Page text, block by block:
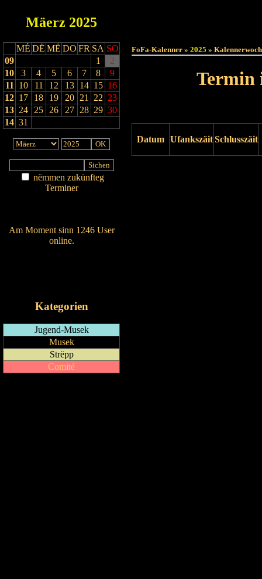
Mäerz 2025
MÉ DË MË DO FR SA SO
09
1
2
10
3 4 5 6 7 8
9
11
10 11 12 13 14 15 16
12 17 18 19 20 21 22 23
13 24 25 26 27 28 29 30
14 31
nëmmen zukünfteg
Terminer
Am Moment sinn 1246 User
online.
Kategorien
Jugend-Musek
Musek
Strëpp
Comité
FoFa-Kalenner » 2025 »
Termin
Datum UfankszäitSchlusszäit